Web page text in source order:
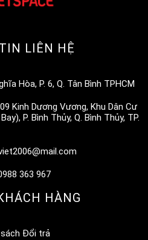
LIÊN HỆ
Hòa, P. 6, Q. Tân Bình TPHCM
Kinh Dương Vương, Khu Dân Cư
P. Bình Thủy, Q. Bình Thủy, TP.
363 967
HÀNG
sách Đổi trả